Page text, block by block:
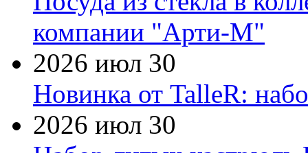
компании "Арти-М"
2026 июл 30
Новинка от TalleR:
2026 июл 30